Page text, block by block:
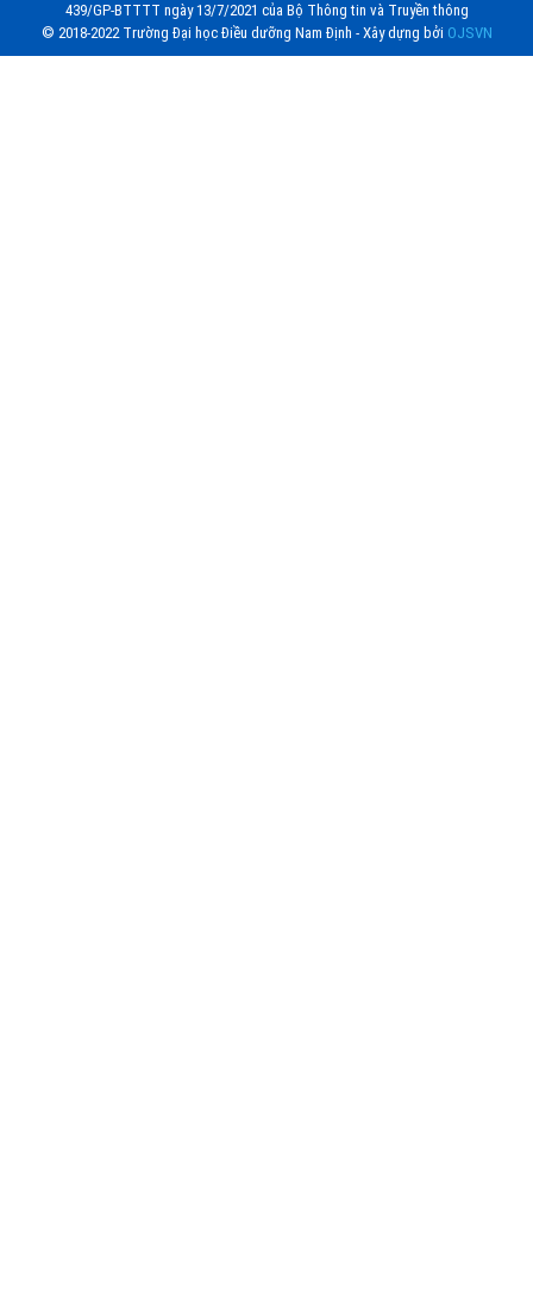
439/GP-BTTTT ngày 13/7/2021 của Bộ Thông tin và Truyền thông
© 2018-2022 Trường Đại học Điều dưỡng Nam Định - Xây dựng bởi OJSVN